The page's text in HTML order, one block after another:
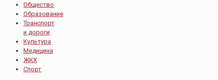
Общество
Образование
Транспорт
и дороги
Культура
Медицина
ЖКХ
Спорт